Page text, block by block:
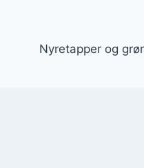
Nyretapper og